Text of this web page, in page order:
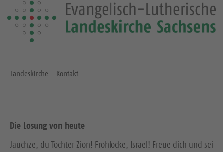
Landeskirche Kontakt
Die Losung von heute
Jauchze, du Tochter Zion! Frohlocke, Israel! Freue dich und sei